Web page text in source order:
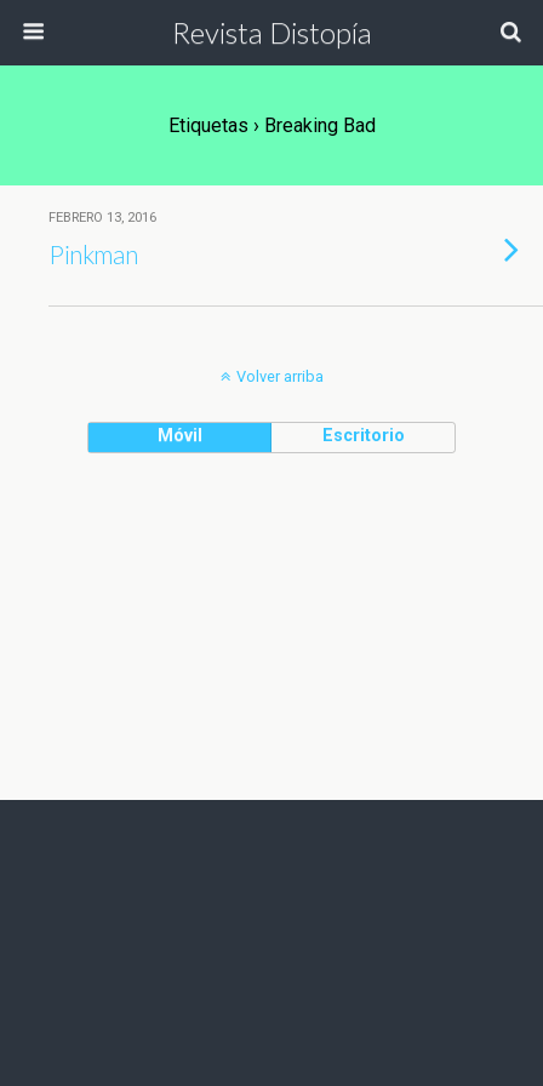
Revista Distopía
Etiquetas › Breaking Bad
FEBRERO 13, 2016
Pinkman
Volver arriba
Móvil Escritorio